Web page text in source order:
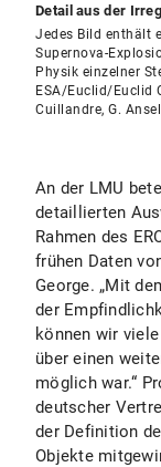
Detail aus der
Jedes Bild enthält
Supernova-
Physik einzelner
ESA/Euclid/Euclid
Cuillandre, G.
An der LMU
detaillierten
Rahmen des
frühen Daten
George. „Mit
der
können wir
über einen
möglich war.“
deutscher
der Definition
Objekte